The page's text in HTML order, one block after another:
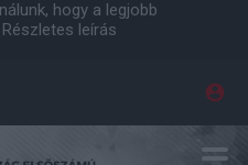
hogy a legjobb
Részletes leírás